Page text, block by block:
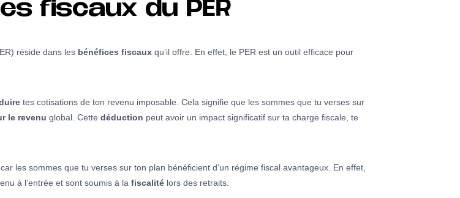
fiscaux du PER
réside dans les bénéfices fiscaux qu’il offre. En effet, le PER est un outil efficace pour
tes cotisations de ton revenu imposable. Cela signifie que les sommes que tu verses sur
le revenu global. Cette déduction peut avoir un impact significatif sur ta charge fiscale, te
les sommes que tu verses sur ton plan bénéficient d’un régime fiscal avantageux. En effet,
à l’entrée et sont soumis à la fiscalité lors des retraits.